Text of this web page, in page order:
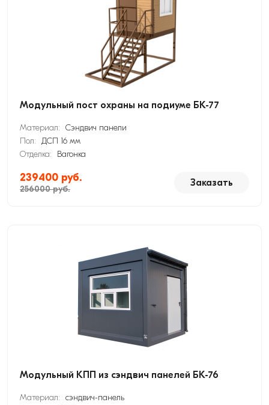
Модульный пост охраны на подиуме БК-77
Материал: Сэндвич панели
Пол: ДСП 16 мм
Отделка:
Вагонка
239400 руб.
256000 руб.
Заказать
Модульный КПП из сэндвич панелей БК-76
Материал: сэндвич-панель